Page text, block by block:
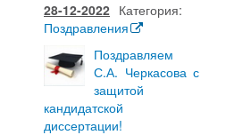
28-12-2022 Категория:
Поздравления
Поздравляем
С.А. Черкасова с
защитой
кандидатской
диссертации!